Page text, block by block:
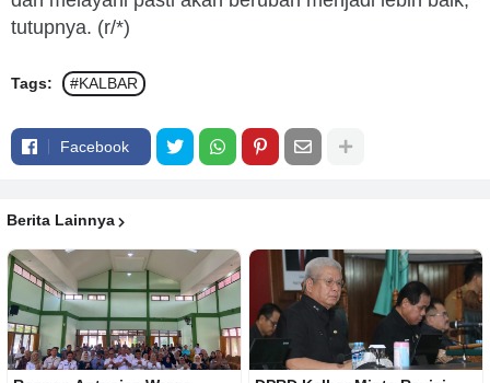
tutupnya. (r/*)
Tags: #KALBAR
Facebook
Berita Lainnya